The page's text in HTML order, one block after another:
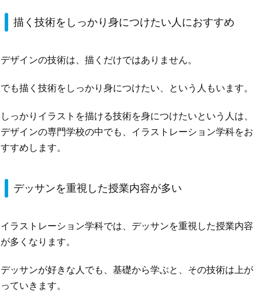
描く技術をしっかり身につけたい人におすすめ
デザインの技術は、描くだけではありません。
でも描く技術をしっかり身につけたい、という人もいます。
しっかりイラストを描ける技術を身につけたいという人は、
デザインの専門学校の中でも、イラストレーション学科をお
すすめします。
デッサンを重視した授業内容が多い
イラストレーション学科では、デッサンを重視した授業内容
が多くなります。
デッサンが好きな人でも、基礎から学ぶと、その技術は上が
っていきます。